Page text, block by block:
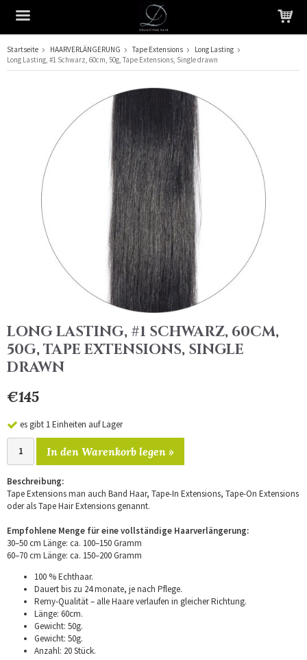
Das Produkt wurde in Ihren Warenkorb gelegt
Startseite HAARVERLÄNGERUNG Tape Extensions
Long Lasting
Long Lasting, #1 Schwarz, 60cm, 50g, Tape Extensions, Single drawn
LONG LASTING, #1 SCHWARZ, 60CM,
50G, TAPE EXTENSIONS, SINGLE
DRAWN
€145
es gibt 1 Einheiten auf Lager
In den Warenkorb legen »
Beschreibung:
Tape Extensions man auch Band Haar, Tape-In Extensions, Tape-On Extensions
oder als Tape Hair Extensions genannt.
Empfohlene Menge für eine vollständige Haarverlängerung:
30–50 cm Länge: ca. 100–150 Gramm
60–70 cm Länge: ca. 150–200 Gramm
100 % Echthaar.
Dauert bis zu 24 monate, je nach Pflege.
Remy-Qualität – alle Haare verlaufen in gleicher Richtung.
Länge: 60cm.
Gewicht: 50g.
Gewicht: 50g.
Anzahl: 20 Stück.